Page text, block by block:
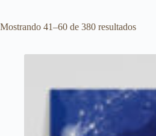
Mostrando 41–60 de 380 resultados